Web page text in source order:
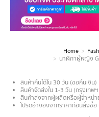
Home
นาฬิกาผู้หญิง
สินค้าคืนได้ใน 30 วัน (ขอคืนเงิน)
สินค้าจัดส่งใน 1-3 วัน (กรุงเทพ
สินค้าส่งจากผู้ผลิตหรือผู้จำหน่า
โปรดอ้างอิงจากราคาก่อนสั่งซื้อ